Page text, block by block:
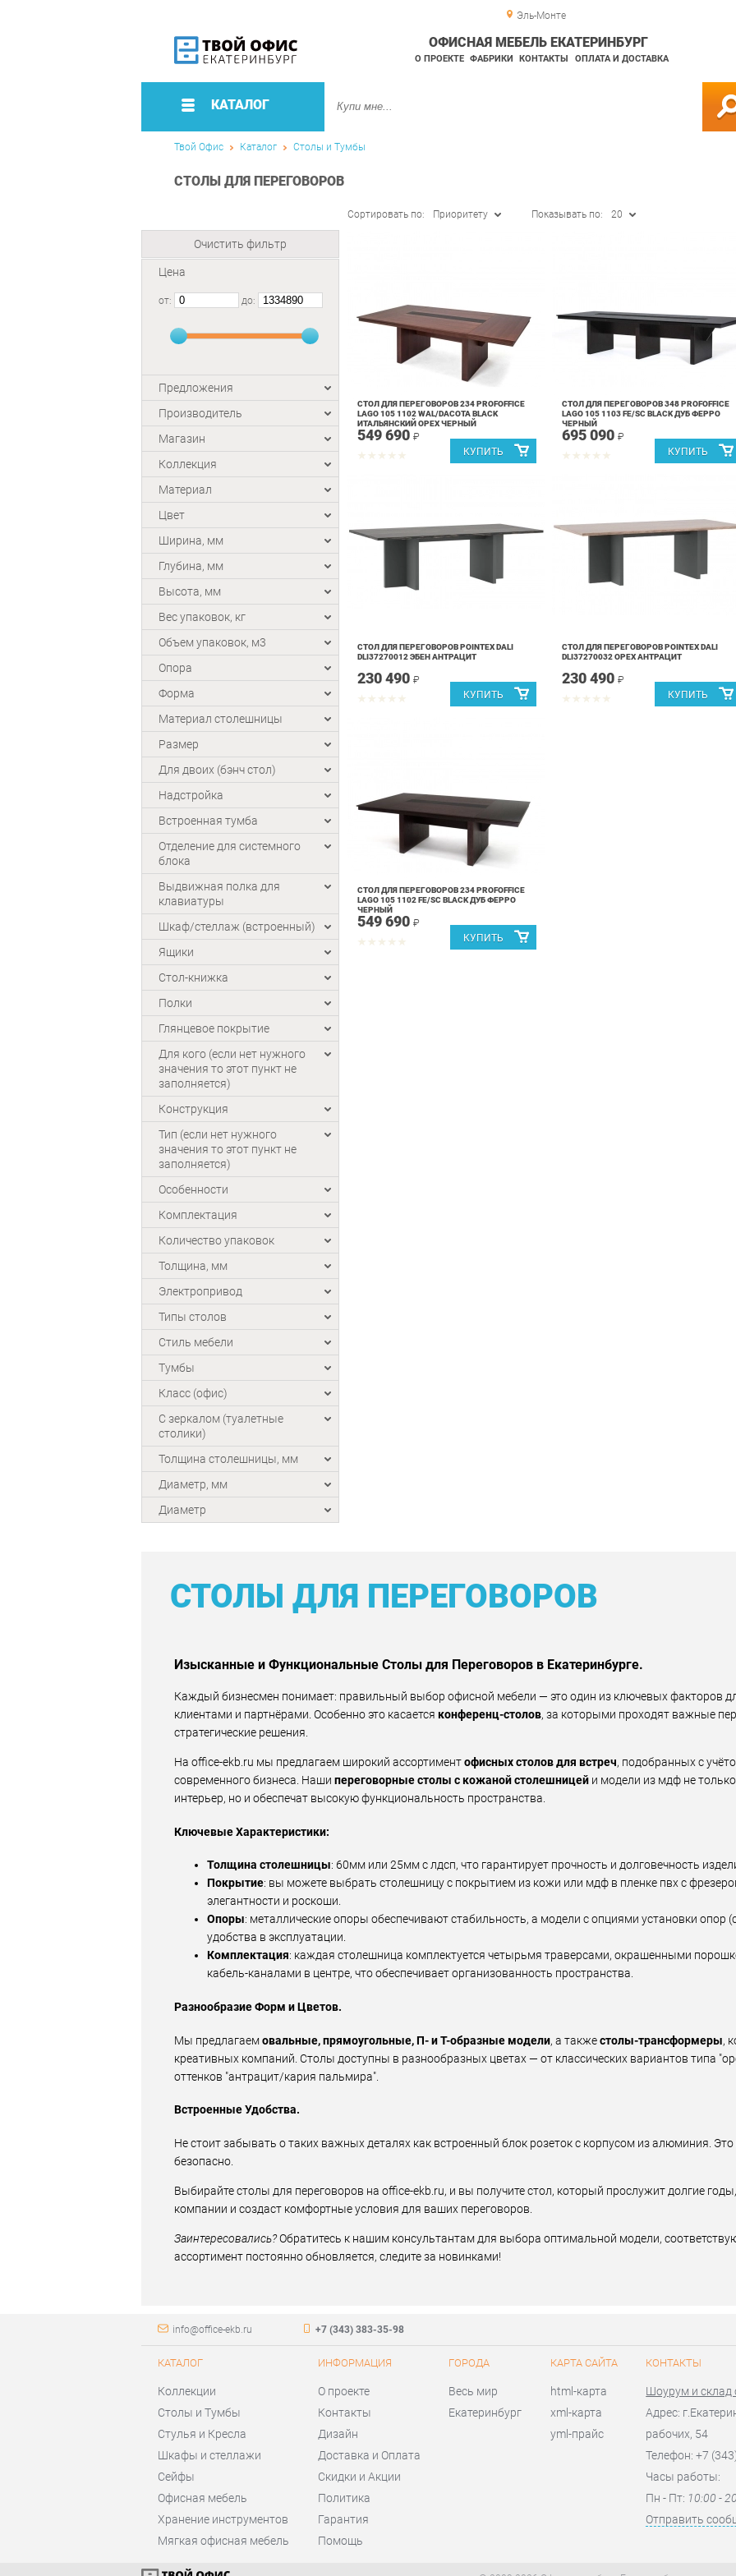
Эль-Монте
ОФИСНАЯ МЕБЕЛЬ ЕКАТЕРИНБУРГ
О ПРОЕКТЕ ФАБРИКИ КОНТАКТЫ ОПЛАТА И ДОСТАВКА
КАТАЛОГ
Твой Офис Каталог Столы и Тумбы
СТОЛЫ ДЛЯ ПЕРЕГОВОРОВ
Очистить фильтр
Цена
от: до:
Предложения
Производитель
Магазин
Коллекция
Материал
Цвет
Ширина, мм
Глубина, мм
Высота, мм
Вес упаковок, кг
Объем упаковок, м3
Опора
Форма
Материал столешницы
Размер
Для двоих (бэнч стол)
Надстройка
Встроенная тумба
Отделение для системного
блока
Выдвижная полка для
клавиатуры
Шкаф/стеллаж (встроенный)
Ящики
Стол-книжка
Полки
Глянцевое покрытие
Для кого (если нет нужного
значения то этот пункт не
заполняется)
Конструкция
Тип (если нет нужного
значения то этот пункт не
заполняется)
Особенности
Комплектация
Количество упаковок
Толщина, мм
Электропривод
Типы столов
Стиль мебели
Тумбы
Класс (офис)
С зеркалом (туалетные
столики)
Толщина столешницы, мм
Диаметр, мм
Диаметр
Сортировать по: Приоритету Показывать по: 20
СТОЛ ДЛЯ ПЕРЕГОВОРОВ 234 PROFOFFICE
LAGO 105 1102 WAL/DACOTA BLACK
ИТАЛЬЯНСКИЙ ОРЕХ ЧЕРНЫЙ
549 690 ₽
СТОЛ ДЛЯ ПЕРЕГОВОРОВ 348 PROFOFFICE
LAGO 105 1103 FE/SC BLACK ДУБ ФЕРРО
ЧЕРНЫЙ
695 090 ₽
СТОЛ ДЛЯ ПЕРЕГОВОРОВ POINTEX DALI
DLI37270012 ЭБЕН АНТРАЦИТ
230 490 ₽
СТОЛ ДЛЯ ПЕРЕГОВОРОВ POINTEX DALI
DLI37270032 ОРЕХ АНТРАЦИТ
230 490 ₽
СТОЛ ДЛЯ ПЕРЕГОВОРОВ 234 PROFOFFICE
LAGO 105 1102 FE/SC BLACK ДУБ ФЕРРО
ЧЕРНЫЙ
549 690 ₽
СТОЛЫ ДЛЯ ПЕРЕГОВОРОВ
Изысканные и Функциональные Столы для Переговоров в Екатеринбурге.
Каждый бизнесмен понимает: правильный выбор офисной мебели — это один из ключевых факторов
клиентами и партнёрами. Особенно это касается конференц-столов, за которыми проходят важные
стратегические решения.
На office-ekb.ru мы предлагаем широкий ассортиментофисных столов для встреч, подобранных с
современного бизнеса. Наши переговорные столы с кожаной столешницей и модели из мдф не
интерьер, но и обеспечат высокую функциональность пространства.
Ключевые Характеристики:
Толщина столешницы: 60мм или 25мм с лдсп, что гарантирует прочность и долговечность
Покрытие: вы можете выбрать столешницу с покрытием из кожи или мдф в пленке пвх с
элегантности и роскоши.
Опоры: металлические опоры обеспечивают стабильность, а модели с опциями установки опор
удобства в эксплуатации.
Комплектация: каждая столешница комплектуется четырьмя траверсами, окрашенными
кабель-каналами в центре, что обеспечивает организованность пространства.
Разнообразие Форм и Цветов.
Мы предлагаемовальные, прямоугольные, П- и Т-образные модели, а такжестолы-трансформеры,
креативных компаний. Столы доступны в разнообразных цветах — от классических вариантов типа
оттенков "антрацит/кария пальмира".
Встроенные Удобства.
Не стоит забывать о таких важных деталях как встроенный блок розеток с корпусом из алюминия.
безопасно.
Выбирайте столы для переговоров на office-ekb.ru, и вы получите стол, который прослужит долгие
компании и создаст комфортные условия для ваших переговоров.
Заинтересовались?Обратитесь к нашим консультантам для выбора оптимальной модели,
ассортимент постоянно обновляется, следите за новинками!
info@office-ekb.ru +7 (343) 383-35-98
КАТАЛОГ
Коллекции
Столы и Тумбы
Стулья и Кресла
Шкафы и стеллажи
Сейфы
Офисная мебель
Хранение инструментов
Мягкая офисная мебель
ИНФОРМАЦИЯ
О проекте
Контакты
Дизайн
Доставка и Оплата
Скидки и Акции
Политика
Гарантия
Помощь
ГОРОДА
Весь мир
Екатеринбург
КАРТА САЙТА
html-карта
xml-карта
yml-прайс
КОНТАКТЫ
Шоурум и склад
Адрес:
рабочих, 54
Телефон: +7
Часы работы:
Пн - Пт: 10:00 -
Отправить